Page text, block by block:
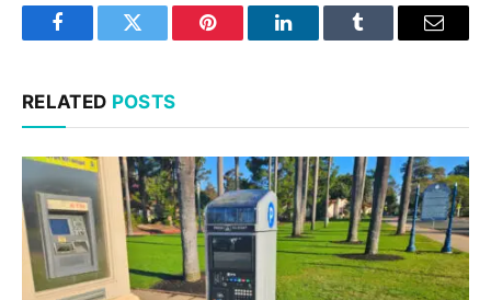
FacebookTwitter Pinterest LinkedInTumblr Email
RELATED POSTS